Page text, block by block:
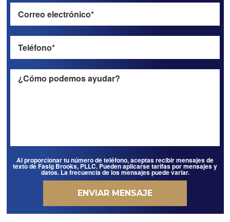
Al proporcionar tu número de teléfono, aceptas recibir mensajes de
texto de Fasig Brooks, PLLC. Pueden aplicarse tarifas por mensajes y
datos. La frecuencia de los mensajes puede variar.